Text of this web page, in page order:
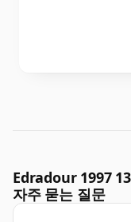
Edradour 1997
자주 묻는 질문